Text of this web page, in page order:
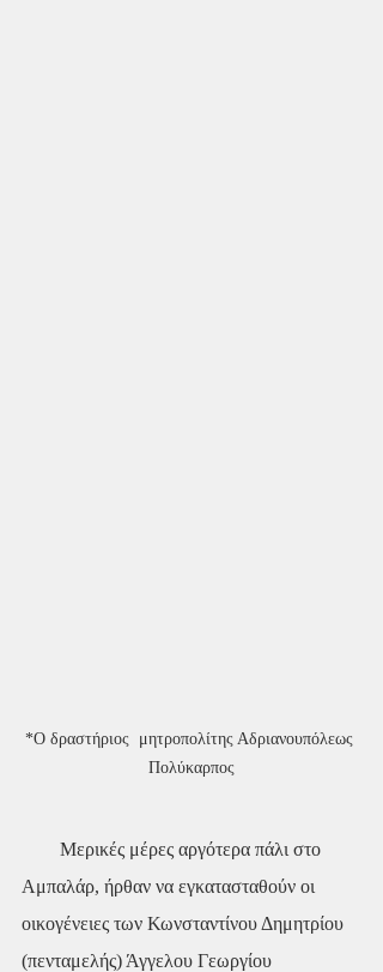
*Ο δραστήριος  μητροπολίτης Αδριανουπόλεως
Πολύκαρπος
Αμπαλάρ, ήρθαν να εγκατασταθούν οι
οικογένειες των Κωνσταντίνου Δημητρίου
(πενταμελής) Άγγελου Γεωργίου